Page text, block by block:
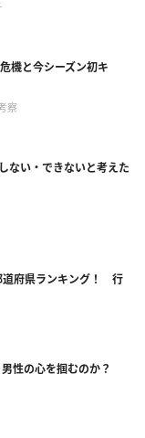
機と今シーズン初キ
察
ない・できないと考えた
道府県ランキング！ 行
性の心を掴むのか？